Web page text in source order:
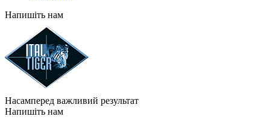
Напишіть нам
Насамперед важливий результат
Напишіть нам